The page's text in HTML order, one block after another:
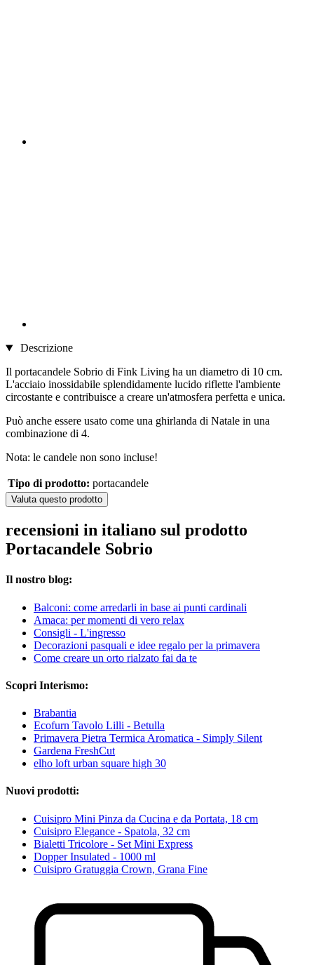
Descrizione
Il portacandele Sobrio di Fink Living ha un diametro di 10 cm.
L'acciaio inossidabile splendidamente lucido riflette l'ambiente
circostante e contribuisce a creare un'atmosfera perfetta e unica.
Può anche essere usato come una ghirlanda di Natale in una
combinazione di 4.
Nota: le candele non sono incluse!
Tipo di prodotto: portacandele
Valuta questo prodotto
recensioni in italiano sul prodotto
Portacandele Sobrio
Il nostro blog:
Balconi: come arredarli in base ai punti cardinali
Amaca: per momenti di vero relax
Consigli - L'ingresso
Decorazioni pasquali e idee regalo per la primavera
Come creare un orto rialzato fai da te
Scopri Interismo:
Brabantia
Ecofurn Tavolo Lilli - Betulla
Primavera Pietra Termica Aromatica - Simply Silent
Gardena FreshCut
elho loft urban square high 30
Nuovi prodotti:
Cuisipro Mini Pinza da Cucina e da Portata, 18 cm
Cuisipro Elegance - Spatola, 32 cm
Bialetti Tricolore - Set Mini Express
Dopper Insulated - 1000 ml
Cuisipro Gratuggia Crown, Grana Fine